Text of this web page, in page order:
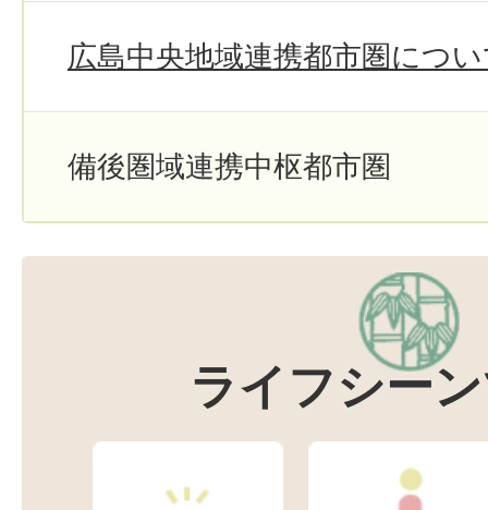
広島中央地域連携都市圏につ
備後圏域連携中枢都市圏
ライフシー